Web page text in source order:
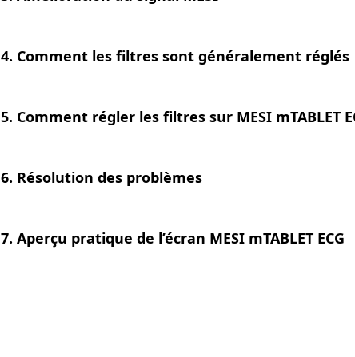
4. Comment les filtres sont généralement réglés
5. Comment régler les filtres sur MESI mTABLET
6. Résolution des problèmes
7. Aperçu pratique de l’écran MESI mTABLET ECG